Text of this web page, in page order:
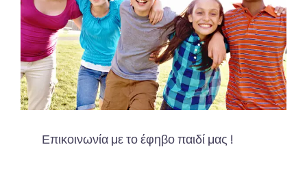
Επικοινωνία με το έφηβο παιδί μας !